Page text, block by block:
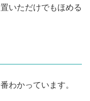
いただけでもほめる
わかっています。